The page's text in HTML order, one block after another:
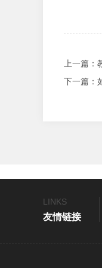
上一篇
下一篇
LINKS
友情链接